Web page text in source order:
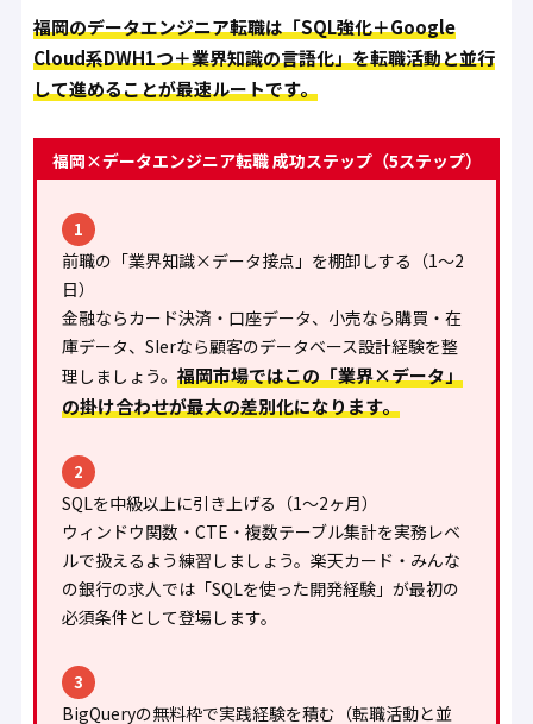
福岡のデータエンジニア転職は「SQL強化＋Google
Cloud系DWH1つ＋業界知識の言語化」を転職活動と並行
して進めることが最速ルートです。
福岡×データエンジニア転職 成功ステップ（5ステップ）
1
前職の「業界知識×データ接点」を棚卸しする（1〜2
日）
金融ならカード決済・口座データ、小売なら購買・在
庫データ、SIerなら顧客のデータベース設計経験を整
理しましょう。 福岡市場ではこの「業界×データ」
の掛け合わせが最大の差別化になります。
2
SQLを中級以上に引き上げる（1〜2ヶ月）
ウィンドウ関数・CTE・複数テーブル集計を実務レベ
ルで扱えるよう練習しましょう。楽天カード・みんな
の銀行の求人では「SQLを使った開発経験」が最初の
必須条件として登場します。
3
BigQueryの無料枠で実践経験を積む（転職活動と並